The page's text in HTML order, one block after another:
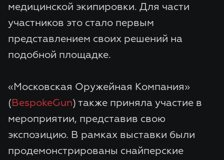
медицинской экипировки. Для части
участников это стало первым
представлением своих решений на
подобной площадке.
«Московская Оружейная Компания»
(BespokeGun) также приняла участие в
мероприятии, представив свою
экспозицию. В рамках выставки были
продемонстрированы снайперские